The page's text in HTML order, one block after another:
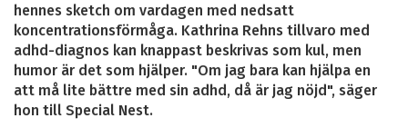
hennes sketch om vardagen med nedsatt
koncentrationsförmåga. Kathrina Rehns tillvaro med
adhd-diagnos kan knappast beskrivas som kul, men
humor är det som hjälper. "Om jag bara kan hjälpa en
att må lite bättre med sin adhd, då är jag nöjd", säger
hon till Special Nest.